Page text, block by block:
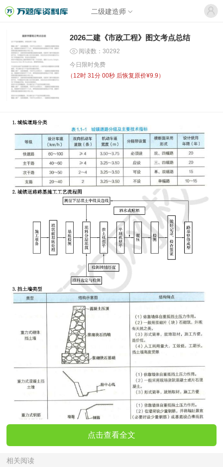
二级建造师
2026二建《市政工程》图文考点总结
阅读数：30292
今日限时免费
（ 12时 30分 59秒 后恢复原价¥9.9）
点击查看全文
相关阅读